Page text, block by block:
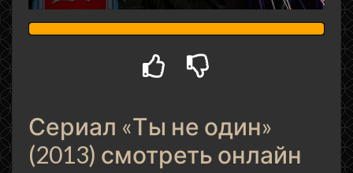
Сериал «Ты не один»
(2013) смотреть онлайн